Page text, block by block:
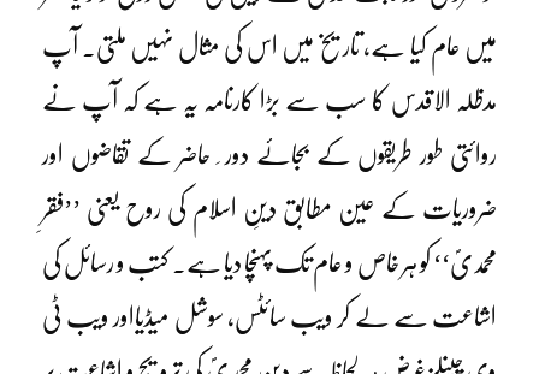
میں عام کیا ہے، تاریخ میں اس کی مثال نہیں ملتی۔ آپ
مدظلہ الاقدس کا سب سے بڑا کارنامہ یہ ہے کہ آپ نے
روائتی طور طریقوں کے بجائے دور ِ حاضر کے تقاضوں اور
ضروریات کے عین مطابق دینِ اسلام کی روح یعنی ’’فقرِ
محمدیؐ‘‘ کو ہر خاص و عام تک پہنچا دیا ہے۔ کتب و رسائل کی
اشاعت سے لے کر ویب سائٹس، سوشل میڈیااور ویب ٹی